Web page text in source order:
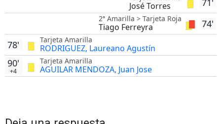
José Torres
74'
2ª Amarilla > Tarjeta Roja
Tiago Ferreyra
Tarjeta Amarilla
RODRIGUEZ, Laureano Agustín
78'
Tarjeta Amarilla
AGUILAR MENDOZA, Juan Jose
90'
+4